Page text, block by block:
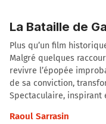
La Bataille de
Plus qu’un film
Malgré quelques
revivre l’épopée
de sa conviction,
Spectaculaire, inspirant
Raoul Sarrasin